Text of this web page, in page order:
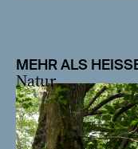
MEHR ALS
Natur